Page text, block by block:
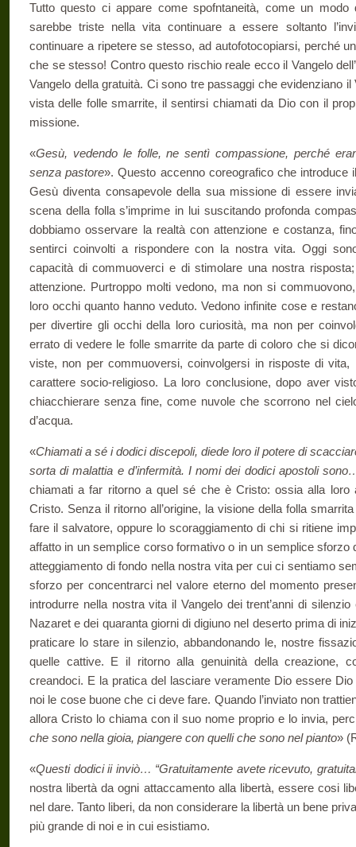
Tutto questo ci appare come spofntaneità, come un
sarebbe triste nella vita continuare a essere soltanto
continuare a ripetere se stesso, ad autofotocopiarsi, perché
che se stesso! Contro questo rischio reale ecco il Vangelo
Vangelo della gratuità. Ci sono tre passaggi che evidenziano il
vista delle folle smarrite, il sentirsi chiamati da Dio con il
missione.
«Gesù, vedendo le folle, ne sentì compassione, perché
senza pastore». Questo accenno coreografico che introduce
Gesù diventa consapevole della sua missione di essere
scena della folla s’imprime in lui suscitando profonda
dobbiamo osservare la realtà con attenzione e costanza,
sentirci coinvolti a rispondere con la nostra vita. Oggi
capacità di commuoverci e di stimolare una nostra
attenzione. Purtroppo molti vedono, ma non si
loro occhi quanto hanno veduto. Vedono infinite cose e
per divertire gli occhi della loro curiosità, ma non per
errato di vedere le folle smarrite da parte di coloro che si
viste, non per commuoversi, coinvolgersi in risposte di vita,
carattere socio-religioso. La loro conclusione, dopo aver
chiacchierare senza fine, come nuvole che scorrono nel
d’acqua.
«Chiamati a sé i dodici discepoli, diede loro il potere di
sorta di malattia e d’infermità. I nomi dei dodici apostoli
chiamati a far ritorno a quel sé che è Cristo: ossia alla loro
Cristo. Senza il ritorno all’origine, la visione della folla
fare il salvatore, oppure lo scoraggiamento di chi si ritiene
affatto in un semplice corso formativo o in un semplice sforzo
atteggiamento di fondo nella nostra vita per cui ci sentiamo
sforzo per concentrarci nel valore eterno del momento
introdurre nella nostra vita il Vangelo dei trent’anni di
Nazaret e dei quaranta giorni di digiuno nel deserto prima di
praticare lo stare in silenzio, abbandonando le, nostre
quelle cattive. E il ritorno alla genuinità della creazione,
creandoci. E la pratica del lasciare veramente Dio essere
noi le cose buone che ci deve fare. Quando l’inviato non
allora Cristo lo chiama con il suo nome proprio e lo invia,
che sono nella gioia, piangere con quelli che sono nel pianto»
«Questi dodici ii inviò… “Gratuitamente avete ricevuto,
nostra libertà da ogni attaccamento alla libertà, essere cosi
nel dare. Tanto liberi, da non considerare la libertà un bene
più grande di noi e in cui esistiamo.